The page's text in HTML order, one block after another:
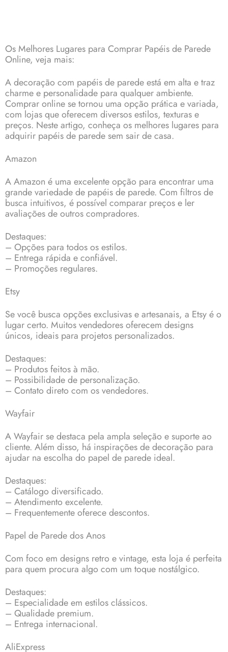
Os Melhores Lugares para Comprar Papéis de Parede
Online, veja mais:
A decoração com papéis de parede está em alta e traz
charme e personalidade para qualquer ambiente.
Comprar online se tornou uma opção prática e variada,
com lojas que oferecem diversos estilos, texturas e
preços. Neste artigo, conheça os melhores lugares para
adquirir papéis de parede sem sair de casa.
Amazon
A Amazon é uma excelente opção para encontrar uma
grande variedade de papéis de parede. Com filtros de
busca intuitivos, é possível comparar preços e ler
avaliações de outros compradores.
Destaques:
– Opções para todos os estilos.
– Entrega rápida e confiável.
– Promoções regulares.
Etsy
Se você busca opções exclusivas e artesanais, a Etsy é o
lugar certo. Muitos vendedores oferecem designs
únicos, ideais para projetos personalizados.
Destaques:
– Produtos feitos à mão.
– Possibilidade de personalização.
– Contato direto com os vendedores.
Wayfair
A Wayfair se destaca pela ampla seleção e suporte ao
cliente. Além disso, há inspirações de decoração para
ajudar na escolha do papel de parede ideal.
Destaques:
– Catálogo diversificado.
– Atendimento excelente.
– Frequentemente oferece descontos.
Papel de Parede dos Anos
Com foco em designs retro e vintage, esta loja é perfeita
para quem procura algo com um toque nostálgico.
Destaques:
– Especialidade em estilos clássicos.
– Qualidade premium.
– Entrega internacional.
AliExpress